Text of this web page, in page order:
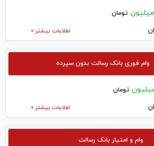
تومان
اطلاعات بیشتر >
وام فوری بانک رسالت بدون سپرده
تومان
اطلاعات بیشتر >
وام و امتیاز بانک رسالت